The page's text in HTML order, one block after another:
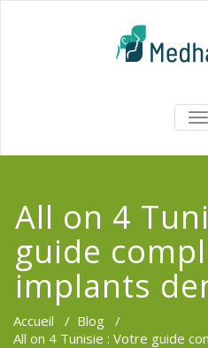
All on 4
guide
implants
Accueil / Blog /
All on 4 Tunisie : Votre guide